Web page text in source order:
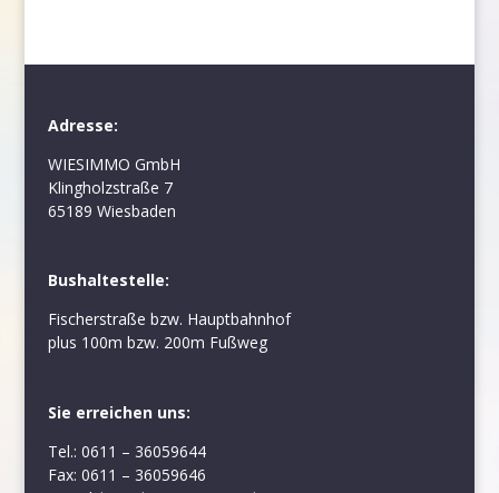
Adresse:
WIESIMMO GmbH
Klingholzstraße 7
65189 Wiesbaden
Bushaltestelle:
Fischerstraße bzw. Hauptbahnhof
plus 100m bzw. 200m Fußweg
Sie erreichen uns:
Tel.: 0611 – 36059644
Fax: 0611 – 36059646